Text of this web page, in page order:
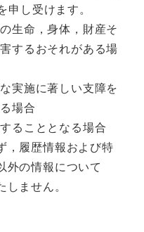
申し受けます。
生命，身体，財産そ
するおそれがある場
実施に著しい支障を
場合
ることとなる場合
，履歴情報および特
外の情報について
しません。